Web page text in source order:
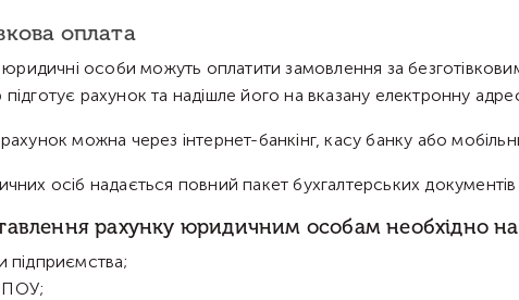
оплата
юридичні особи можуть оплатити замовлення за
рахунок та надішле його на вказану електронну
можна через інтернет-банкінг, касу банку або
осіб надається повний пакет бухгалтерських
рахунку юридичним особам необхідно
підприємства;